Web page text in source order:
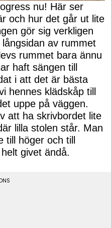
nu! Här ser
och hur det går ut lite
gör sig verkligen
av rummet
rummet bara ännu
haft sängen till
i att det är bästa
hennes klädskåp till
uppe på väggen.
att ha skrivbordet lite
lilla stolen står. Man
till höger och till
givet ändå.